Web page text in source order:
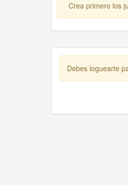
Crea primero los
Debes loguearte